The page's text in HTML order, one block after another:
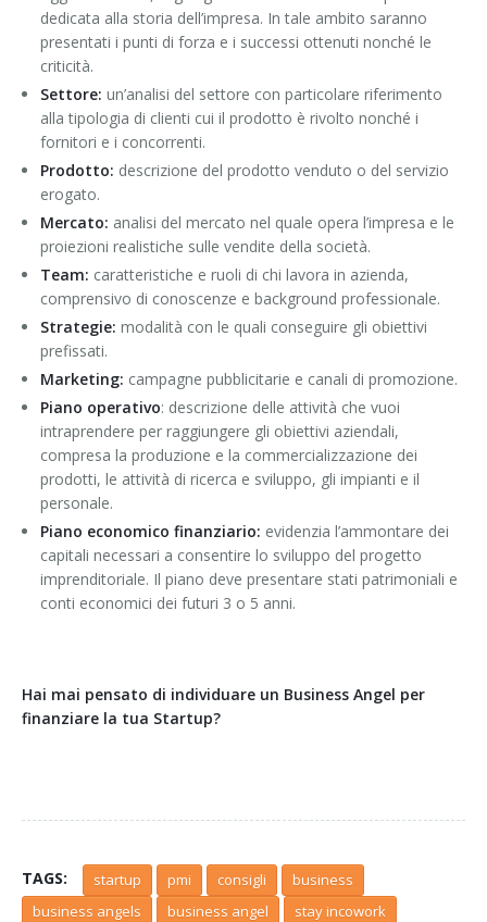
dedicata alla storia dell’impresa. In tale ambito saranno
presentati i punti di forza e i successi ottenuti nonché le
criticità.
Settore: un’analisi del settore con particolare riferimento
alla tipologia di clienti cui il prodotto è rivolto nonché i
fornitori e i concorrenti.
Prodotto: descrizione del prodotto venduto o del servizio
erogato.
Mercato: analisi del mercato nel quale opera l’impresa e le
proiezioni realistiche sulle vendite della società.
Team: caratteristiche e ruoli di chi lavora in azienda,
comprensivo di conoscenze e background professionale.
Strategie: modalità con le quali conseguire gli obiettivi
prefissati.
Marketing: campagne pubblicitarie e canali di promozione.
Piano operativo: descrizione delle attività che vuoi
intraprendere per raggiungere gli obiettivi aziendali,
compresa la produzione e la commercializzazione dei
prodotti, le attività di ricerca e sviluppo, gli impianti e il
personale.
Piano economico finanziario: evidenzia l’ammontare dei
capitali necessari a consentire lo sviluppo del progetto
imprenditoriale. Il piano deve presentare stati patrimoniali e
conti economici dei futuri 3 o 5 anni.
Hai mai pensato di individuare un Business Angel per
finanziare la tua Startup?
TAGS: startup pmi consigli
business
business angels
business angel
stay incowork